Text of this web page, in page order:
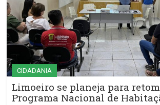
CIDADANIA
Limoeiro se planeja para
Programa Nacional de